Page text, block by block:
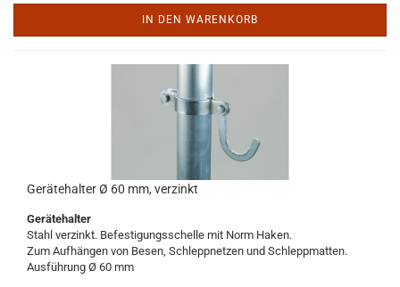
IN DEN WARENKORB
Gerätehalter Ø 60 mm, verzinkt
Gerätehalter
Stahl verzinkt. Befestigungsschelle mit Norm Haken.
Zum Aufhängen von Besen, Schleppnetzen und Schleppmatten.
Ausführung Ø 60 mm